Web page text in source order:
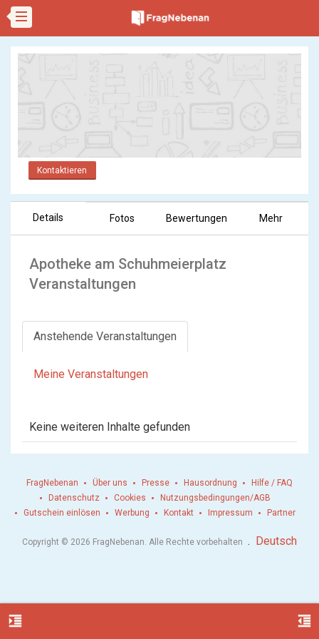
Kontaktieren
Details Fotos Bewertungen Mehr
Apotheke am Schuhmeierplatz
Veranstaltungen
Anstehende Veranstaltungen
Meine Veranstaltungen
Keine weiteren Inhalte gefunden
format_indent_increase format_indent_decrease
FragNebenan Über uns Presse Hausordnung
Hilfe / FAQ
Datenschutz
Cookies
Nutzungsbedingungen/AGB
Gutschein einlösen
Werbung Kontakt Impressum Partner
Copyright © 2026 FragNebenan. Alle Rechte vorbehalten . Deutsch